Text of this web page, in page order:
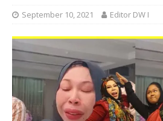
September 10, 2021 Editor DW I